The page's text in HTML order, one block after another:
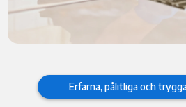
Erfarna, pålitliga och